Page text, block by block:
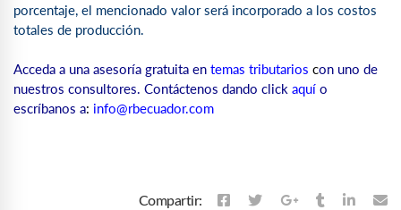
porcentaje, el mencionado valor será incorporado a los costos
totales de producción.
Acceda a una asesoría gratuita en temas tributarios con uno de
nuestros consultores. Contáctenos dando click aquí o
escríbanos a: info@rbecuador.com
Compartir: